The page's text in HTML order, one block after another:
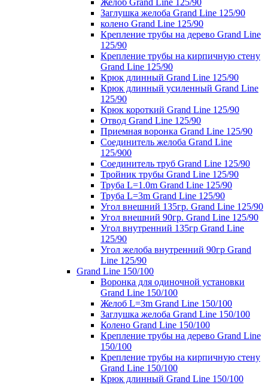
Желоб Grand Line 125/90
Заглушка желоба Grand Line 125/90
колено Grand Line 125/90
Крепление трубы на дерево Grand Line
125/90
Крепление трубы на кирпичную стену
Grand Line 125/90
Крюк длинный Grand Line 125/90
Крюк длинный усиленный Grand Line
125/90
Крюк короткий Grand Line 125/90
Отвод Grand Line 125/90
Приемная воронка Grand Line 125/90
Соединитель желоба Grand Line
125/900
Соединитель труб Grand Line 125/90
Тройник трубы Grand Line 125/90
Труба L=1.0m Grand Line 125/90
Труба L=3m Grand Line 125/90
Угол внешний 135гр. Grand Line 125/90
Угол внешний 90гр. Grand Line 125/90
Угол внутренний 135гр Grand Line
125/90
Угол желоба внутренний 90гр Grand
Line 125/90
Grand Line 150/100
Воронка для одиночной установки
Grand Line 150/100
Желоб L=3m Grand Line 150/100
Заглушка желоба Grand Line 150/100
Колено Grand Line 150/100
Крепление трубы на дерево Grand Line
150/100
Крепление трубы на кирпичную стену
Grand Line 150/100
Крюк длинный Grand Line 150/100